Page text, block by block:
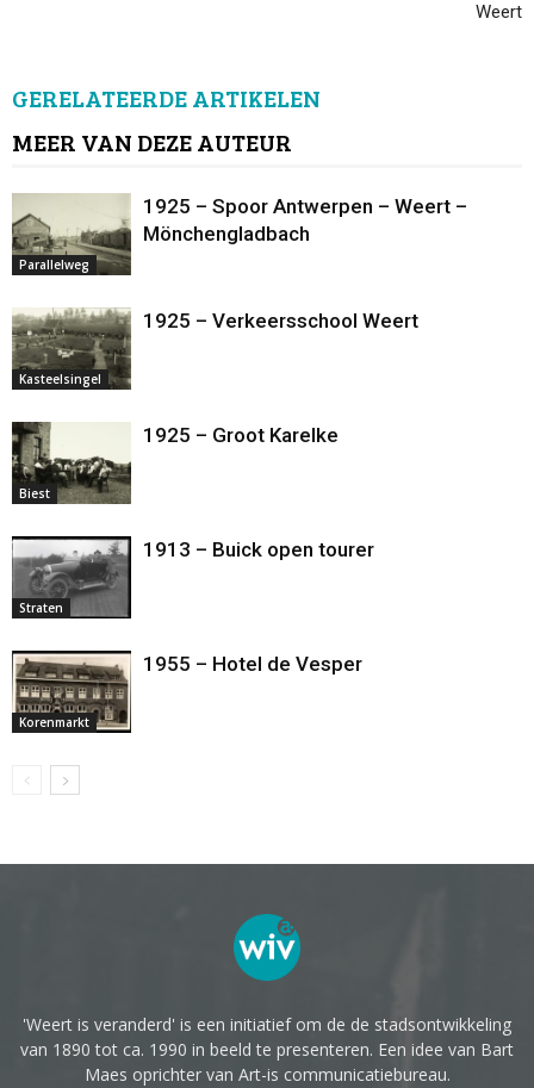
Weert
GERELATEERDE ARTIKELEN
MEER VAN DEZE AUTEUR
Parallelweg
1925 – Spoor Antwerpen – Weert –
Mönchengladbach
Kasteelsingel
1925 – Verkeersschool Weert
Biest
1925 – Groot Karelke
Straten
1913 – Buick open tourer
Korenmarkt
1955 – Hotel de Vesper
'Weert is veranderd' is een initiatief om de de stadsontwikkeling
van 1890 tot ca. 1990 in beeld te presenteren. Een idee van Bart
Maes oprichter van Art-is communicatiebureau.